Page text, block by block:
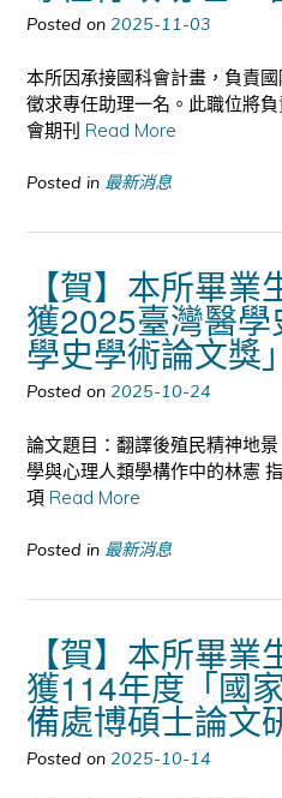
Posted on 2025-11-03
本所因承接國科會計畫，負責
徵求專任助理一名。此職位將
會期刊 Read More
Posted in 最新消息
【賀】本所畢
獲2025臺灣醫
學史學術論文獎」
Posted on 2025-10-24
論文題目：翻譯後殖民精神地
學與心理人類學構作中的林憲
項 Read More
Posted in 最新消息
【賀】本所畢
獲114年度「國
備處博碩士論文
Posted on 2025-10-14